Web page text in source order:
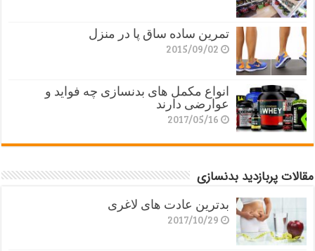
تمرین ساده ساق پا در منزل
2015/09/02
انواع مکمل های بدنسازی چه فواید و
عوارضی دارند
2017/05/16
مقالات پربازدید بدنسازی
بدترین عادت های لاغری
2017/10/29